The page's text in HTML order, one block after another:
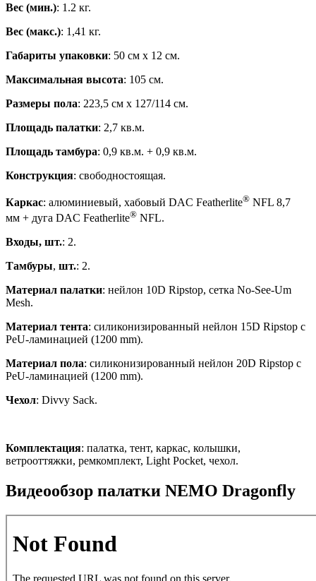
Вес (мин.): 1.2 кг.
Вес (макс.): 1,41 кг.
Габариты упаковки: 50 см х 12 см.
Максимальная высота: 105 см.
Размеры пола: 223,5 см х 127/114 см.
Площадь палатки: 2,7 кв.м.
Площадь тамбура: 0,9 кв.м. + 0,9 кв.м.
Конструкция: свободностоящая.
Каркас: алюминиевый, хабовый DAC Featherlite® NFL 8,7
мм + дуга DAC Featherlite® NFL.
Входы, шт.: 2.
Тамбуры, шт.: 2.
Материал палатки: нейлон 10D Ripstop, сетка No-See-Um
Mesh.
Материал тента: силиконизированный нейлон 15D Ripstop с
PeU-ламинацией (1200 mm).
Материал пола: силиконизированный нейлон 20D Ripstop с
PeU-ламинацией (1200 mm).
Чехол: Divvy Sack.
Комплектация: палатка, тент, каркас, колышки,
ветрооттяжки, ремкомплект, Light Pocket, чехол.
Видеообзор палатки NEMO Dragonfly